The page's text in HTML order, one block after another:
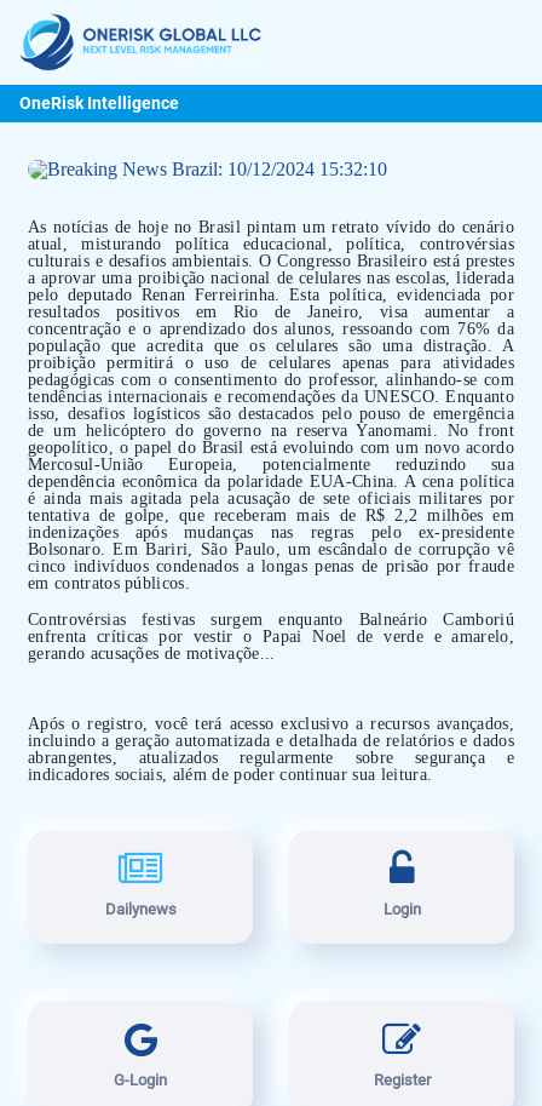
OneRisk Intelligence
As notícias de hoje no Brasil pintam um retrato vívido do cenário
atual, misturando política educacional, política, controvérsias
culturais e desafios ambientais. O Congresso Brasileiro está prestes
a aprovar uma proibição nacional de celulares nas escolas, liderada
pelo deputado Renan Ferreirinha. Esta política, evidenciada por
resultados positivos em Rio de Janeiro, visa aumentar a
concentração e o aprendizado dos alunos, ressoando com 76% da
população que acredita que os celulares são uma distração. A
proibição permitirá o uso de celulares apenas para atividades
pedagógicas com o consentimento do professor, alinhando-se com
tendências internacionais e recomendações da UNESCO. Enquanto
isso, desafios logísticos são destacados pelo pouso de emergência
de um helicóptero do governo na reserva Yanomami. No front
geopolítico, o papel do Brasil está evoluindo com um novo acordo
Mercosul-União Europeia, potencialmente reduzindo sua
dependência econômica da polaridade EUA-China. A cena política
é ainda mais agitada pela acusação de sete oficiais militares por
tentativa de golpe, que receberam mais de R$ 2,2 milhões em
indenizações após mudanças nas regras pelo ex-presidente
Bolsonaro. Em Bariri, São Paulo, um escândalo de corrupção vê
cinco indivíduos condenados a longas penas de prisão por fraude
em contratos públicos.
Controvérsias festivas surgem enquanto Balneário Camboriú
enfrenta críticas por vestir o Papai Noel de verde e amarelo,
gerando acusações de motivaçõe...
Após o registro, você terá acesso exclusivo a recursos avançados,
incluindo a geração automatizada e detalhada de relatórios e dados
abrangentes, atualizados regularmente sobre segurança e
indicadores sociais, além de poder continuar sua leitura.
Dailynews Login
G-Login Register